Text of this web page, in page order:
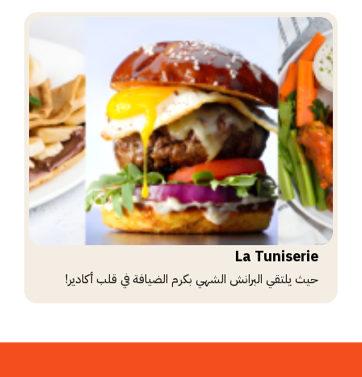
La Tuniserie
حيث يلتقي البرانش الشهي بكرم الضيافة في قلب أكادير!